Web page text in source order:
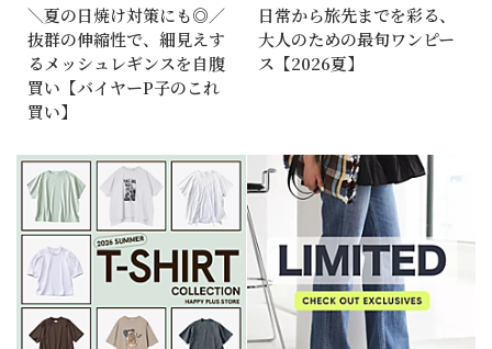
＼夏の日焼け対策にも◎／
抜群の伸縮性で、細見えす
るメッシュレギンスを自腹
買い【バイヤーP子のこれ
買い】
日常から旅先までを彩る、
大人のための最旬ワンピー
ス【2026夏】